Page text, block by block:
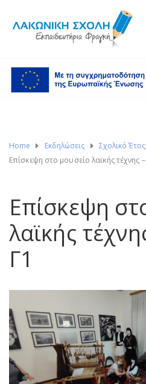
Home Εκδηλώσεις
Σχολικό
Επίσκεψη στο μουσείο λαϊκής τέχνης
Επίσκεψη
λαϊκής
Γ1